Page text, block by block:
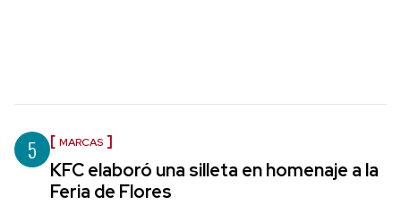
5 MARCAS
KFC elaboró una silleta en homenaje a la
Feria de Flores